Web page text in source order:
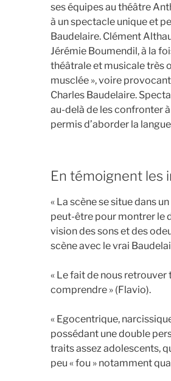
ses équipes au théâtre
à un spectacle unique et
Baudelaire. Clément
Jérémie Boumendil, à la
théâtrale et musicale très
musclée », voire
Charles Baudelaire.
au-delà de les confronter
permis d’aborder la
En témoignent les
« La scène se situe dans
peut-être pour montrer le
vision des sons et des
scène avec le vrai
« Le fait de nous retrouver
comprendre » (Flavio).
« Egocentrique,
possédant une double
traits assez adolescents,
peu « fou » notamment